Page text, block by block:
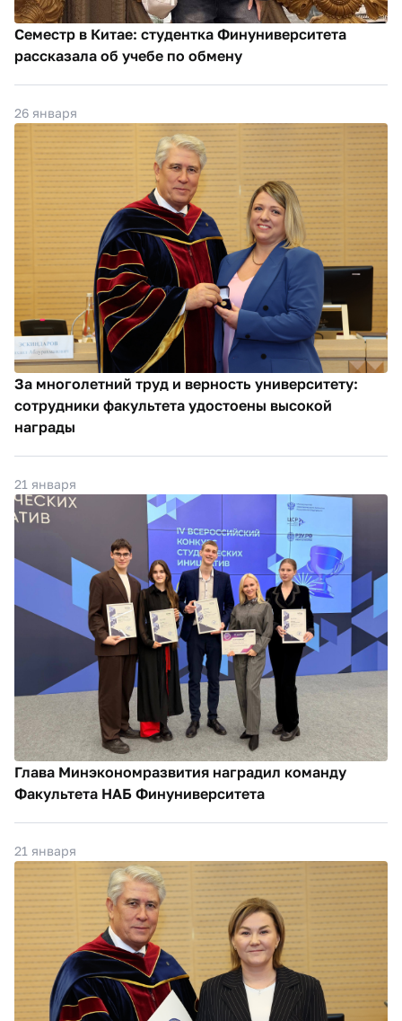
Семестр в Китае: студентка Финуниверситета
рассказала об учебе по обмену
26 января
За многолетний труд и верность университету:
сотрудники факультета удостоены высокой
награды
21 января
Глава Минэкономразвития наградил команду
Факультета НАБ Финуниверситета
21 января